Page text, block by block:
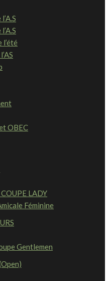
l’été
OBEC
LADY
Féminine
Gentlemen